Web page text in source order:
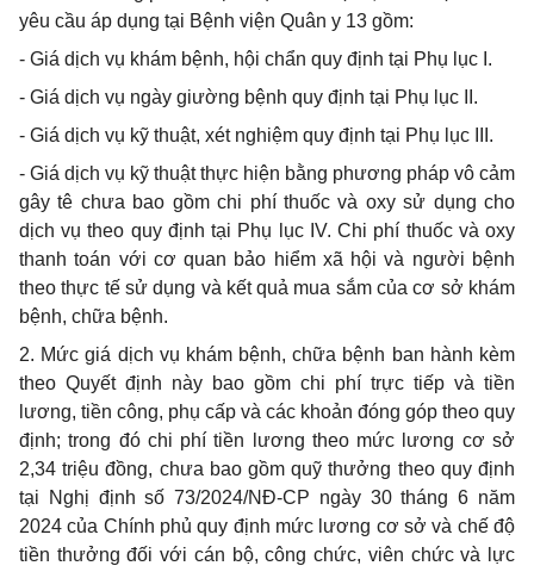
yêu cầu áp dụng tại Bệnh viện Quân y 13 gồm:
- Giá dịch vụ khám bệnh, hội chẩn quy định tại Phụ lục I.
- Giá dịch vụ ngày giường bệnh quy định tại Phụ lục II.
- Giá dịch vụ kỹ thuật, xét nghiệm quy định tại Phụ lục III.
- Giá dịch vụ kỹ thuật thực hiện bằng phương pháp vô cảm
gây tê chưa bao gồm chi phí thuốc và oxy sử dụng cho
dịch vụ theo quy định tại Phụ lục IV. Chi phí thuốc và oxy
thanh toán với cơ quan bảo hiểm xã hội và người bệnh
theo thực tế sử dụng và kết quả mua sắm của cơ sở khám
bệnh, chữa bệnh.
2. Mức giá dịch vụ khám bệnh, chữa bệnh ban hành kèm
theo Quyết định này bao gồm chi phí trực tiếp và tiền
lương, tiền công, phụ cấp và các khoản đóng góp theo quy
định; trong đó chi phí tiền lương theo mức lương cơ sở
2,34 triệu đồng, chưa bao gồm quỹ thưởng theo quy định
tại Nghị định số 73/2024/NĐ-CP ngày 30 tháng 6 năm
2024 của Chính phủ quy định mức lương cơ sở và chế độ
tiền thưởng đối với cán bộ, công chức, viên chức và lực